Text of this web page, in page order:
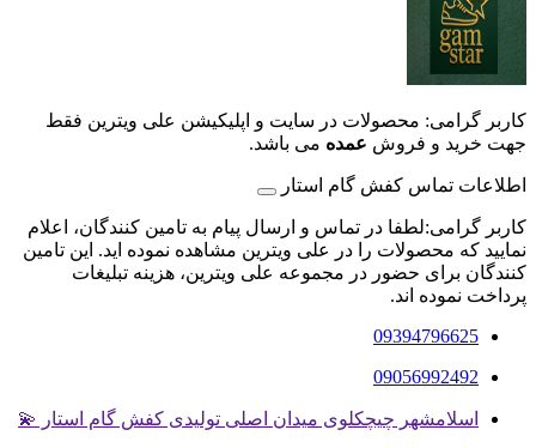
کاربر گرامی: محصولات در سایت و اپلیکیشن علی ویترین فقط
جهت خرید و فروش عمده می باشد.
اطلاعات تماس کفش گام استار
کاربر گرامی:لطفا در تماس و ارسال پیام به تامین کنندگان، اعلام
نمایید که محصولات را در علی ویترین مشاهده نموده اید. این تامین
کنندگان برای حضور در مجموعه علی ویترین، هزینه تبلیغات
پرداخت نموده اند.
09394796625
09056992492
اسلامشهر چیچکلوی میدان اصلی تولیدی کفش گام استار 💫